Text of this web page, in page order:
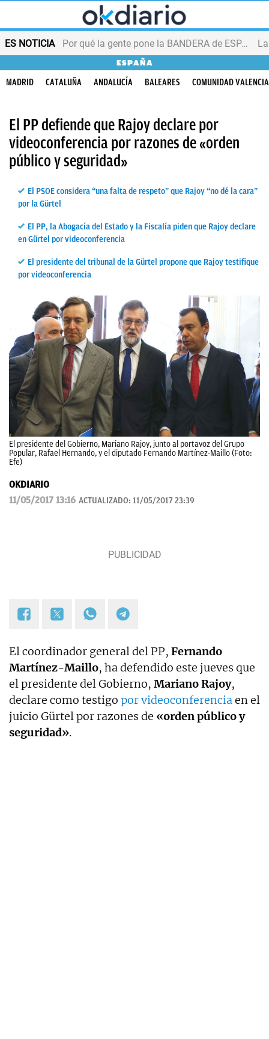
ES NOTICIA Por qué la gente pone la BANDERA de ESPAÑA en el balcón
ESPAÑA
MADRID CATALUÑA ANDALUCÍA BALEARES COMUNIDAD
El PP defiende que Rajoy declare por
videoconferencia por razones de «orden
público y seguridad»
El PSOE considera “una falta de respeto” que Rajoy “no dé la cara”
por la Gürtel
El PP, la Abogacía del Estado y la Fiscalía piden que Rajoy declare
en Gürtel por videoconferencia
El presidente del tribunal de la Gürtel propone que Rajoy testifique
por videoconferencia
El presidente del Gobierno, Mariano Rajoy, junto al portavoz del Grupo
Popular, Rafael Hernando, y el diputado Fernando Martínez-Maillo (Foto:
Efe)
OKDIARIO
11/05/2017 13:16 ACTUALIZADO: 11/05/2017 23:39
El coordinador general del PP, Fernando
Martínez-Maillo, ha defendido este jueves que
el presidente del Gobierno, Mariano Rajoy,
declare como testigo por videoconferenciaen el
juicio Gürtel por razones de «orden público y
seguridad».